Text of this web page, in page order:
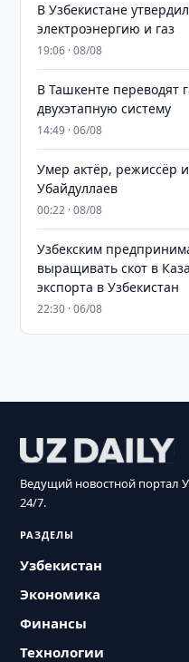
В Узбекистане
электроэнергию и газ
19:06 · 08/08
В Ташкенте переводят
двухэтапную систему
14:49 · 06/08
Умер актёр, режиссёр
Убайдуллаев
00:22 · 08/08
Узбекским
выращивать скот в
экспорта в Узбекистан
22:30 · 06/08
Ведущий новостной портал
24/7.
РАЗДЕЛЫ
Узбекистан
Экономика
Финансы
Технологии